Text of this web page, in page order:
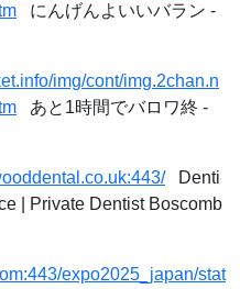
にんげんよいいバラン -
img/cont/img.2chan.n
あと1時間でバロワ終 -
Denti
| Private Dentist Boscomb
expo2025_japan/stat